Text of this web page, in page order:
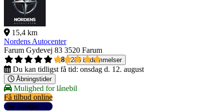
15,4 km
Nordens Autocenter
Farum Gydevej 83 3520 Farum
4,8
288 bedømmelser
Du kan tidligst få tid: onsdag d. 12. august
Åbningstider
Mulighed for lånebil
Få tilbud online
Se detaljer